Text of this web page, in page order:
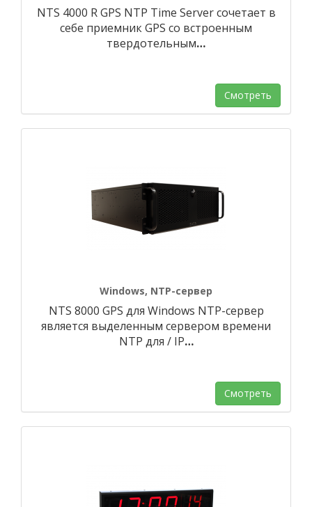
NTS 4000 R GPS NTP Time Server сочетает в
себе приемник GPS со встроенным
твердотельным…
Смотреть
Windows, NTP-сервер
NTS 8000 GPS для Windows NTP-сервер
является выделенным сервером времени
NTP для / IP…
Смотреть